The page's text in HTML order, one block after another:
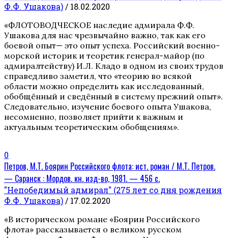
Ф.Ф. Ушакова)/ 18.02.2020
«ФЛОТОВОДЧЕСКОЕ наследие адмирала Ф.Ф.
Ушакова для нас чрезвычайно важно, так как его
боевой опыт— это опыт успеха. Российский военно-
морской историк и теоретик генерал-майор (по
адмиралтейству) И.Л. Кладо в одном из своих трудов
справедливо заметил, что «теорию во всякой
области можно определить как исследованный,
обобщённый и сведённый в систему прежний опыт».
Следовательно, изучение боевого опыта Ушакова,
несомненно, позволяет прийти к важным и
актуальным теоретическим обобщениям».
0
Петров, М.Т. Боярин Российского флота: ист. роман / М.Т. Петров.
— Саранск : Мордов. кн. изд-во, 1981. — 456 с.
"Непобедимый адмирал" (275 лет со дня рождения
Ф.Ф. Ушакова)/ 17.02.2020
«В историческом романе «Боярин Российского
флота» рассказывается о великом русском